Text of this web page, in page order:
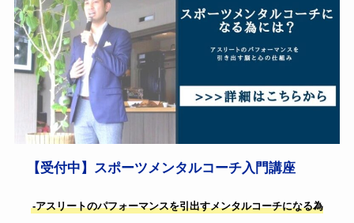
【受付中】スポーツメンタルコーチ入門講座
-アスリートのパフォーマンスを引出すメンタルコーチになる為